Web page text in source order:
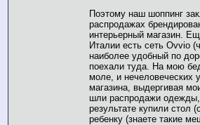
Поэтому наш шоппинг
распродажах
интерьерный магазин.
Италии есть сеть Ovvio
наиболее удобный по
поехали туда. На мою
моле, и нечеловеческих
магазина, выдергивая
шли распродажи
результате купили
ребенку (знаете такие